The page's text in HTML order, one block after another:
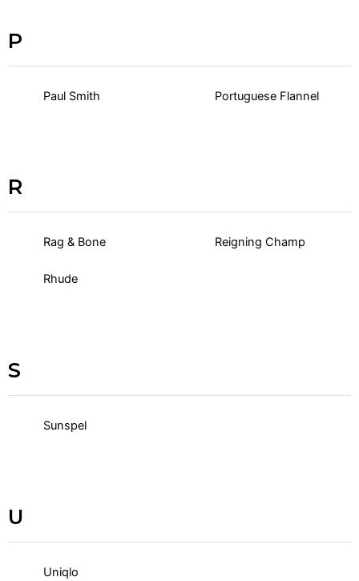
P
Paul Smith Portuguese Flannel
R
Rag & Bone Reigning Champ
Rhude
S
Sunspel
U
Uniqlo